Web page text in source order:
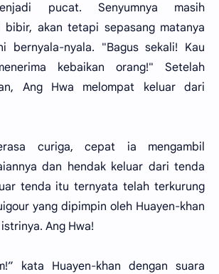
pucat. Senyumnya masih
bibir, akan tetapi sepasang matanya
bernyala-nyala. "Bagus sekali! Kau
kebaikan orang!" Setelah
Ang Hwa melompat keluar dari
curiga, cepat ia mengambil
dan hendak keluar dari tenda
tenda itu ternyata telah terkurung
yang dipimpin oleh Huayen-khan
Ang Hwa!
kata Huayen-khan dengan suara